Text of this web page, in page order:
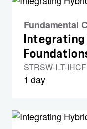
Fundamental
Integrating
STRSW-ILT-IHCF
1 day